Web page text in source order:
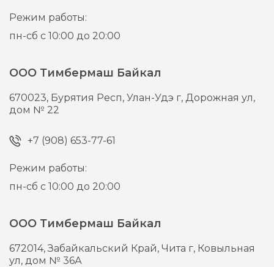
Режим работы:
пн-сб с 10:00 до 20:00
ООО Тимбермаш Байкал
670023, Бурятия Респ, Улан-Удэ г,Дорожная ул,
дом № 22
+7 (908) 653-77-61
Режим работы:
пн-сб с 10:00 до 20:00
ООО Тимбермаш Байкал
672014,Забайкальский Край, Чита г, Ковыльная
ул, дом № 36А